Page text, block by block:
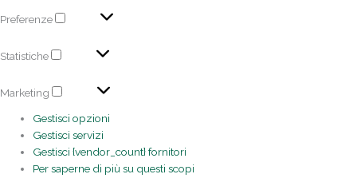
Preferenze
Statistiche
Marketing
Gestisci opzioni
Gestisci servizi
Gestisci {vendor_count} fornitori
Per saperne di più su questi scopi